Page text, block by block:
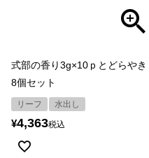
式部の香り3g×10ｐとどらやき
8個セット
リーフ 水出し
¥4,363税込